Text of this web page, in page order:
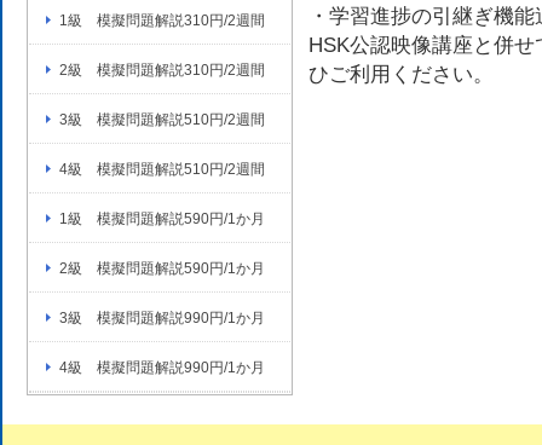
1級 模擬問題解説310円/2週間
2級 模擬問題解説310円/2週間
3級 模擬問題解説510円/2週間
4級 模擬問題解説510円/2週間
1級 模擬問題解説590円/1か月
2級 模擬問題解説590円/1か月
3級 模擬問題解説990円/1か月
4級 模擬問題解説990円/1か月
・学習進捗の引継ぎ機能
HSK公認映像講座と併
ひご利用ください。